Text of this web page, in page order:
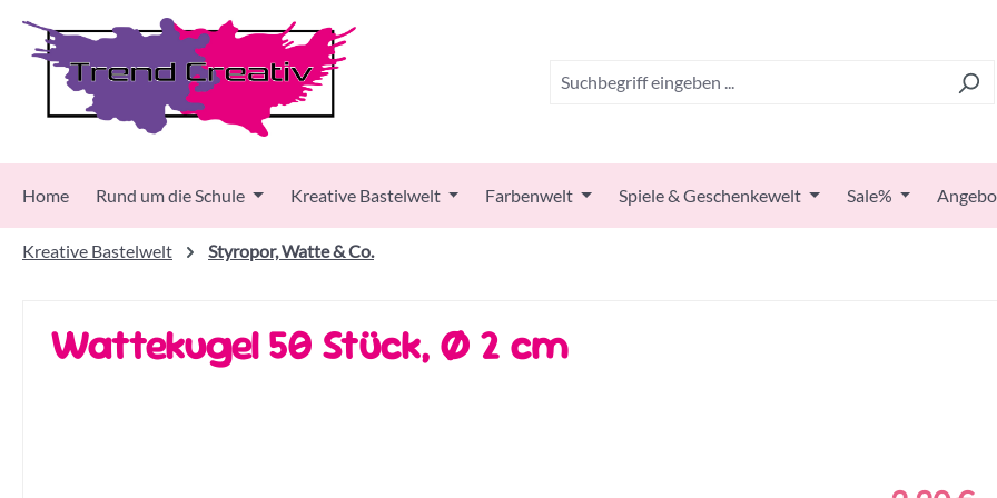
Hauptinhalt springen
Zur Suche springen
Zur Hauptnavigation springen
Home Rund um die Schule Kreative Bastelwelt Farbenwelt Spiele & Geschenkewelt Sale%
Kreative Bastelwelt Styropor, Watte & Co.
Wattekugel 50 Stück, Ø 2 cm
Regulärer